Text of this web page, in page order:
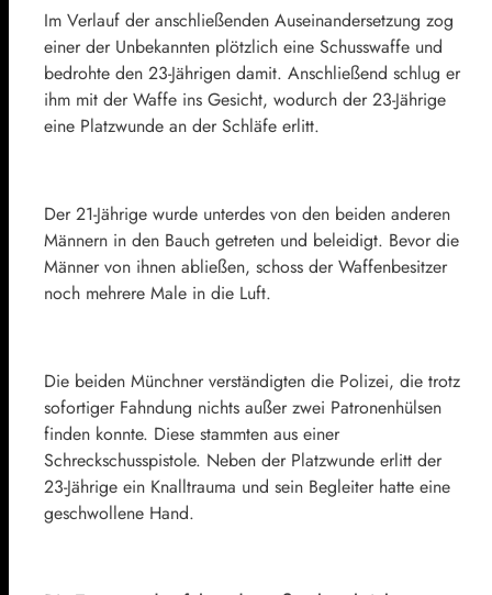
Im Verlauf der anschließenden Auseinandersetzung zog
einer der Unbekannten plötzlich eine Schusswaffe und
bedrohte den 23-Jährigen damit. Anschließend schlug er
ihm mit der Waffe ins Gesicht, wodurch der 23-Jährige
eine Platzwunde an der Schläfe erlitt.
Der 21-Jährige wurde unterdes von den beiden anderen
Männern in den Bauch getreten und beleidigt. Bevor die
Männer von ihnen abließen, schoss der Waffenbesitzer
noch mehrere Male in die Luft.
Die beiden Münchner verständigten die Polizei, die trotz
sofortiger Fahndung nichts außer zwei Patronenhülsen
finden konnte. Diese stammten aus einer
Schreckschusspistole. Neben der Platzwunde erlitt der
23-Jährige ein Knalltrauma und sein Begleiter hatte eine
geschwollene Hand.